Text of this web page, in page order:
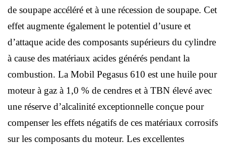
de soupape accéléré et à une récession de soupape. Cet
effet augmente également le potentiel d’usure et
d’attaque acide des composants supérieurs du cylindre
à cause des matériaux acides générés pendant la
combustion. La Mobil Pegasus 610 est une huile pour
moteur à gaz à 1,0 % de cendres et à TBN élevé avec
une réserve d’alcalinité exceptionnelle conçue pour
compenser les effets négatifs de ces matériaux corrosifs
sur les composants du moteur. Les excellentes